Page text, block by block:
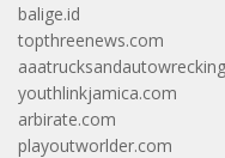
balige.id
topthreenews.com
youthlinkjamica.com
arbirate.com
playoutworlder.com